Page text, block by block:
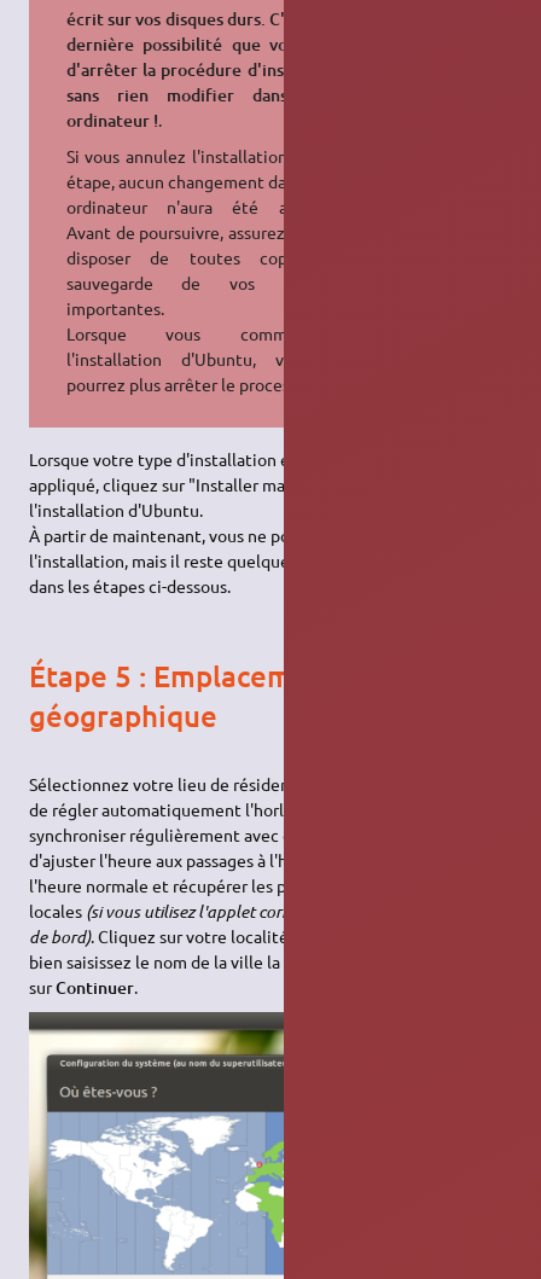
écrit sur vos disques durs. C'est ici la
dernière possibilité que vous avez
d'arrêter la procédure d'installation
sans rien modifier dans votre
ordinateur !.
Si vous annulez l'installation à cette
étape, aucun changement dans votre
ordinateur n'aura été appliqué.
Avant de poursuivre, assurez-vous de
disposer de toutes copies de
sauvegarde de vos données
importantes.
Lorsque vous commencerez
l'installation d'Ubuntu, vous ne
pourrez plus arrêter le processus.
Lorsque votre type d'installation est configuré et prêt à être
appliqué, cliquez sur "Installer maintenant" pour débuter
l'installation d'Ubuntu.
À partir de maintenant, vous ne pouvez plus arrêter
l'installation, mais il reste quelques informations à renseigner
dans les étapes ci-dessous.
Étape 5 : Emplacement
géographique
Sélectionnez votre lieu de résidence. Cela permettra à Ubuntu
de régler automatiquement l'horloge à l'heure locale, de se
synchroniser régulièrement avec des serveurs de temps,
d'ajuster l'heure aux passages à l'heure avancée d'été ou
l'heure normale et récupérer les prévisions météorologiques
locales (si vous utilisez l'applet correspondant dans votre tableau
de bord). Cliquez sur votre localité dans la carte interactive, ou
bien saisissez le nom de la ville la plus proche. Cliquez ensuite
surContinuer.